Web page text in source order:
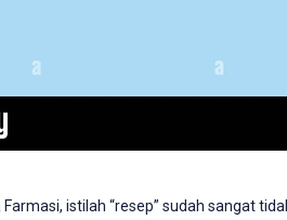
Farmasi, istilah “resep” sudah sangat